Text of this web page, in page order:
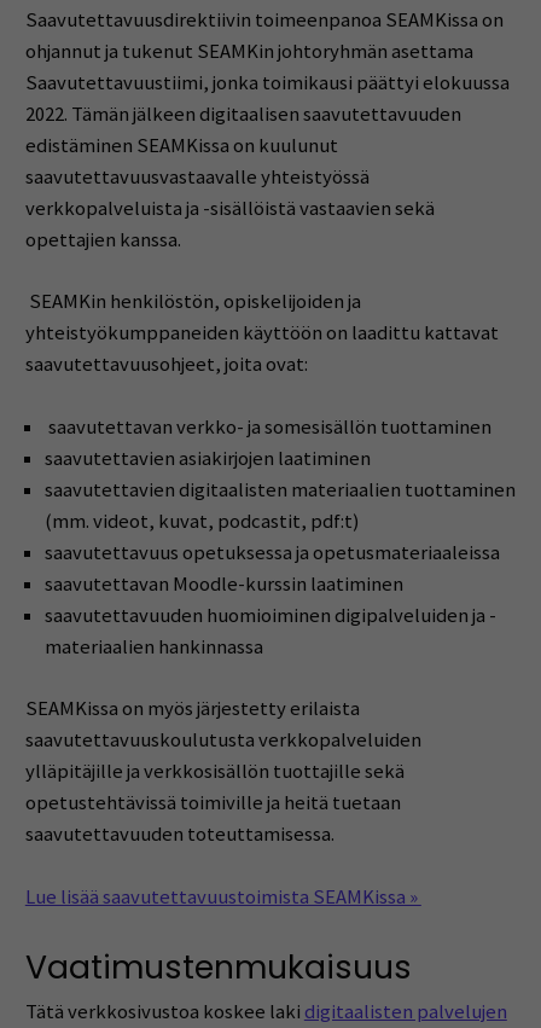
Saavutettavuusdirektiivin toimeenpanoa SEAMKissa on
ohjannut ja tukenut SEAMKin johtoryhmän asettama
Saavutettavuustiimi, jonka toimikausi päättyi elokuussa
2022. Tämän jälkeen digitaalisen saavutettavuuden
edistäminen SEAMKissa on kuulunut
saavutettavuusvastaavalle yhteistyössä
verkkopalveluista ja -sisällöistä vastaavien sekä
opettajien kanssa.
SEAMKin henkilöstön, opiskelijoiden ja
yhteistyökumppaneiden käyttöön on laadittu kattavat
saavutettavuusohjeet, joita ovat:
saavutettavan verkko- ja somesisällön tuottaminen
saavutettavien asiakirjojen laatiminen
saavutettavien digitaalisten materiaalien tuottaminen
(mm. videot, kuvat, podcastit, pdf:t)
saavutettavuus opetuksessa ja opetusmateriaaleissa
saavutettavan Moodle-kurssin laatiminen
saavutettavuuden huomioiminen digipalveluiden ja -
materiaalien hankinnassa
SEAMKissa on myös järjestetty erilaista
saavutettavuuskoulutusta verkkopalveluiden
ylläpitäjille ja verkkosisällön tuottajille sekä
opetustehtävissä toimiville ja heitä tuetaan
saavutettavuuden toteuttamisessa.
Lue lisää saavutettavuustoimista SEAMKissa »
Vaatimustenmukaisuus
Tätä verkkosivustoa koskee laki digitaalisten palvelujen